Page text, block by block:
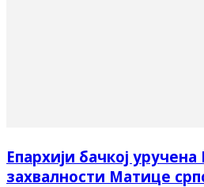
Eпархији бачкој
захвалности Матице